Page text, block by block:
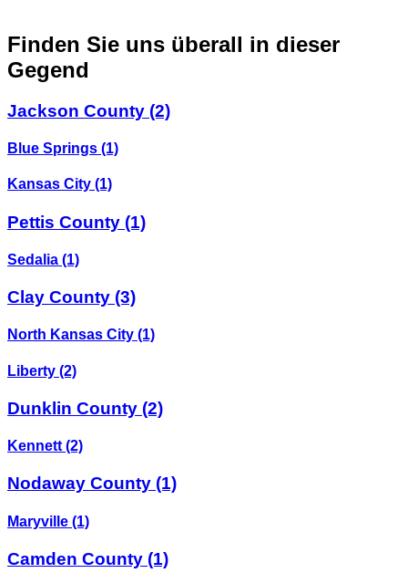
Finden Sie uns überall in dieser
Gegend
Jackson County (2)
Blue Springs (1)
Kansas City (1)
Pettis County (1)
Sedalia (1)
Clay County (3)
North Kansas City (1)
Liberty (2)
Dunklin County (2)
Kennett (2)
Nodaway County (1)
Maryville (1)
Camden County (1)